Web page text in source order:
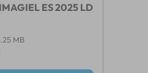
ES 2025 LD
MB